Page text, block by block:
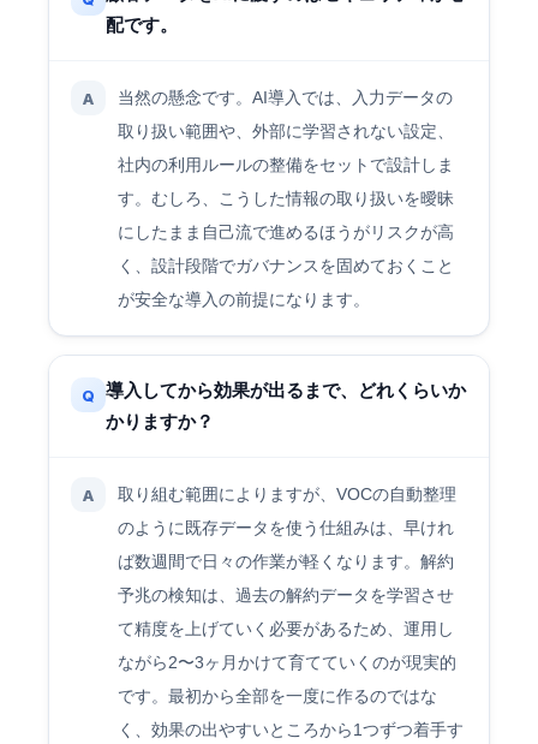
配です。
A
当然の懸念です。AI導入では、入力データの
取り扱い範囲や、外部に学習されない設定、
社内の利用ルールの整備をセットで設計しま
す。むしろ、こうした情報の取り扱いを曖昧
にしたまま自己流で進めるほうがリスクが高
く、設計段階でガバナンスを固めておくこと
が安全な導入の前提になります。
Q
導入してから効果が出るまで、どれくらいか
かりますか？
A
取り組む範囲によりますが、VOCの自動整理
のように既存データを使う仕組みは、早けれ
ば数週間で日々の作業が軽くなります。解約
予兆の検知は、過去の解約データを学習させ
て精度を上げていく必要があるため、運用し
ながら2〜3ヶ月かけて育てていくのが現実的
です。最初から全部を一度に作るのではな
く、効果の出やすいところから1つずつ着手す